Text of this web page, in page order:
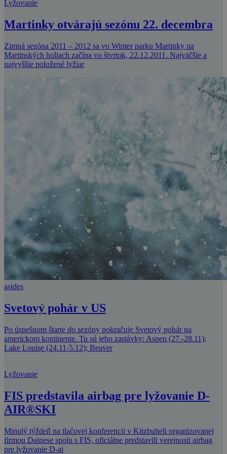
Lyžovanie
Martinky otvárajú sezónu 22. decembra
Zimná sezóna 2011 – 2012 sa vo Winter parku Martinky na
Martinských holiach začína vo štvrtok, 22.12.2011. Najväčšie a
najvyššie položené lyžiar
asides
Svetový pohár v US
Po úspešnom štarte do sezóny pokračuje Svetový pohár na
americkom kontinente. Tu sú jeho zastávky: Aspen (27.-28.11);
Lake Louise (24.11-5.12); Beaver
Lyžovanie
FIS predstavila airbag pre lyžovanie D-
AIR®SKI
Minulý týždeň na tlačovej konferencii v Kitzbuheli organizovanej
firmou Dainese spolu s FIS, oficiálne predstavili verejnosti airbag
pre lyžovanie D-ai